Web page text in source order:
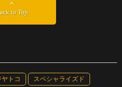
り荷物が載せられる大容量。
to Top
ヤトコ スペシャライズド